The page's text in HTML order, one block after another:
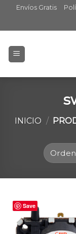
content
Envíos Gratis
INICIO /
Save